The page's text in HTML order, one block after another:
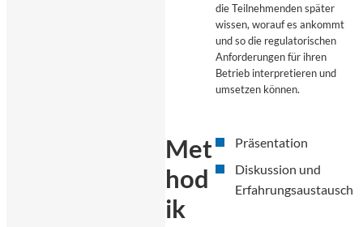
die Teilnehmenden später
wissen, worauf es ankommt
und so die regulatorischen
Anforderungen für ihren
Betrieb interpretieren und
umsetzen können.
Met
hod
ik
Präsentation
Diskussion und
Erfahrungsaustausch